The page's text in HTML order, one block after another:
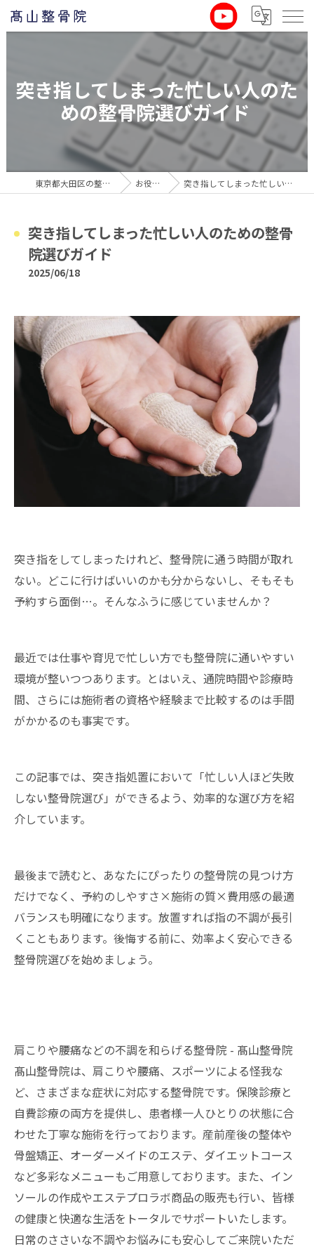
突き指してしまった忙しい人のた
めの整骨院選びガイド
東京都大田区の整骨院なら髙山整骨院 お役立ち情報 突き指してしまった忙しい人のための整骨院選びガイド
突き指してしまった忙しい人のための整骨
院選びガイド
2025/06/18
突き指をしてしまったけれど、整骨院に通う時間が取れ
ない。どこに行けばいいのかも分からないし、そもそも
予約すら面倒…。そんなふうに感じていませんか？
最近では仕事や育児で忙しい方でも整骨院に通いやすい
環境が整いつつあります。とはいえ、通院時間や診療時
間、さらには施術者の資格や経験まで比較するのは手間
がかかるのも事実です。
この記事では、突き指処置において「忙しい人ほど失敗
しない整骨院選び」ができるよう、効率的な選び方を紹
介しています。
最後まで読むと、あなたにぴったりの整骨院の見つけ方
だけでなく、予約のしやすさ×施術の質×費用感の最適
バランスも明確になります。放置すれば指の不調が長引
くこともあります。後悔する前に、効率よく安心できる
整骨院選びを始めましょう。
肩こりや腰痛などの不調を和らげる整骨院 - 髙山整骨院
髙山整骨院は、肩こりや腰痛、スポーツによる怪我な
ど、さまざまな症状に対応する整骨院です。保険診療と
自費診療の両方を提供し、患者様一人ひとりの状態に合
わせた丁寧な施術を行っております。産前産後の整体や
骨盤矯正、オーダーメイドのエステ、ダイエットコース
など多彩なメニューもご用意しております。また、イン
ソールの作成やエステプロラボ商品の販売も行い、皆様
の健康と快適な生活をトータルでサポートいたします。
日常のささいな不調やお悩みにも安心してご来院いただ